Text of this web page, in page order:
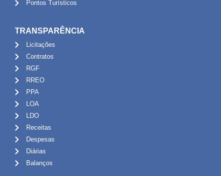
Pontos Turísticos
TRANSPARÊNCIA
Licitações
Contratos
RGF
RREO
PPA
LOA
LDO
Receitas
Despesas
Diárias
Balanços